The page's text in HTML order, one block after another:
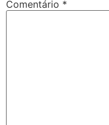
Comentário *